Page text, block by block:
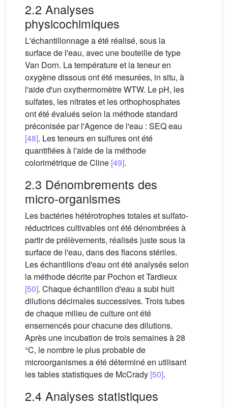
2.2 Analyses
physicochimiques
L'échantillonnage a été réalisé, sous la
surface de l'eau, avec une bouteille de type
Van Dorn. La température et la teneur en
oxygène dissous ont été mesurées, in situ, à
l'aide d'un oxythermomètre WTW. Le pH, les
sulfates, les nitrates et les orthophosphates
ont été évalués selon la méthode standard
préconisée par l'Agence de l'eau : SEQ eau
[48]. Les teneurs en sulfures ont été
quantifiées à l'aide de la méthode
colorimétrique de Cline [49].
2.3 Dénombrements des
micro-organismes
Les bactéries hétérotrophes totales et sulfato-
réductrices cultivables ont été dénombrées à
partir de prélèvements, réalisés juste sous la
surface de l'eau, dans des flacons stériles.
Les échantillons d'eau ont été analysés selon
la méthode décrite par Pochon et Tardieux
[50]. Chaque échantillon d'eau a subi huit
dilutions décimales successives. Trois tubes
de chaque milieu de culture ont été
ensemencés pour chacune des dilutions.
Après une incubation de trois semaines à 28
°C, le nombre le plus probable de
microorganismes a été déterminé en utilisant
les tables statistiques de McCrady [50].
2.4 Analyses statistiques